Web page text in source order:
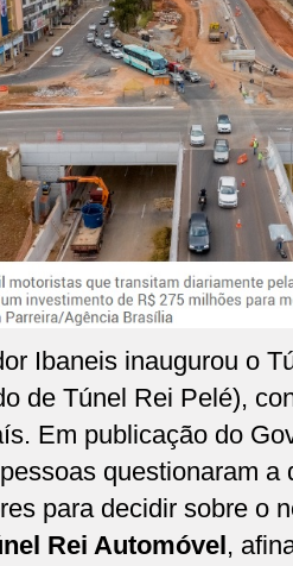
Ibaneis inaugurou o
de Túnel Rei Pelé),
Em publicação do
questionaram a
para decidir sobre o
Rei Automóvel,